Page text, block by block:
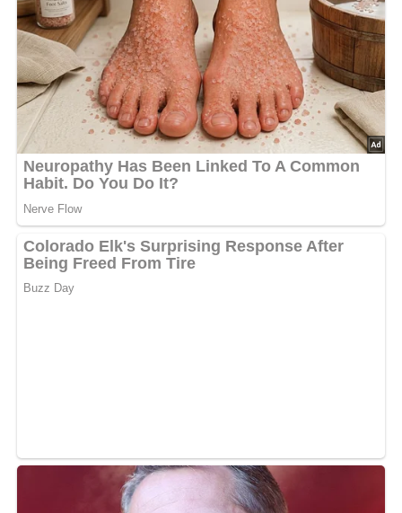
Jetzt Sterne vergeben – Rezept
bewerten
5/5(1 Bewertung)